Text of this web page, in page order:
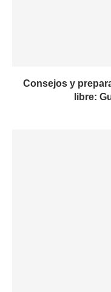
Consejos y
libre: